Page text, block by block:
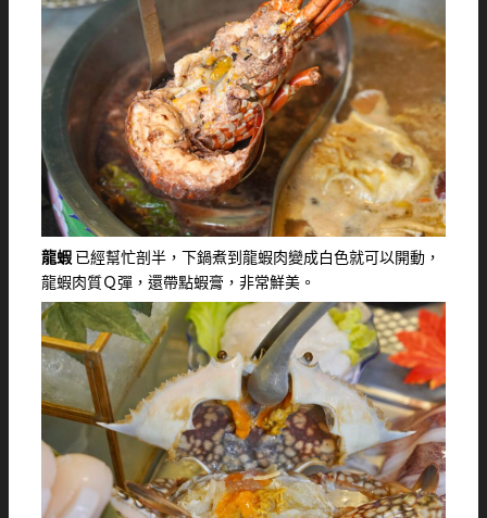
龍蝦 已經幫忙剖半，下鍋煮到龍蝦肉變成白色就可以開動，
龍蝦肉質Ｑ彈，還帶點蝦膏，非常鮮美。